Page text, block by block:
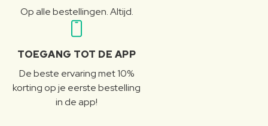
Op alle bestellingen. Altijd.
TOEGANG TOT DE APP
De beste ervaring met 10%
korting op je eerste bestelling
in de app!